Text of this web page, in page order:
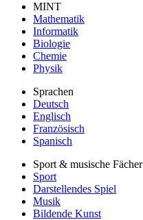
MINT
Mathematik
Informatik
Biologie
Chemie
Physik
Sprachen
Deutsch
Englisch
Französisch
Spanisch
Sport & musische Fächer
Sport
Darstellendes Spiel
Musik
Bildende Kunst